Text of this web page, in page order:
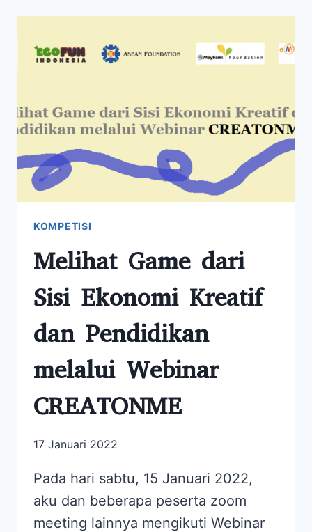
KOMPETISI
Melihat Game dari
Sisi Ekonomi Kreatif
dan Pendidikan
melalui Webinar
CREATONME
17 Januari 2022
Pada hari sabtu, 15 Januari 2022,
aku dan beberapa peserta zoom
meeting lainnya mengikuti Webinar